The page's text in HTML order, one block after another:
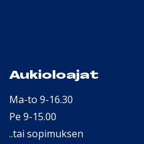
Aukioloajat
Ma-to 9-16.30
Pe 9-15.00
..tai sopimuksen